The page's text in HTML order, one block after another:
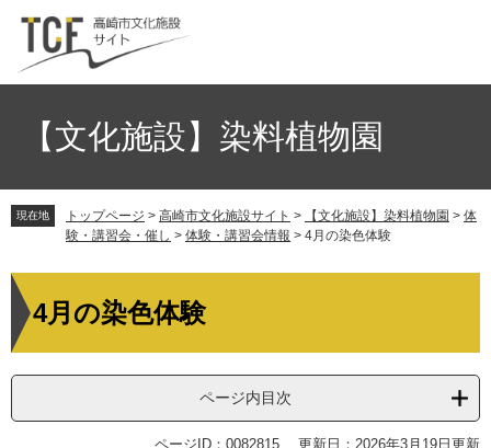
て
【文化施設】染料植物園
現在地 トップページ > 高崎市文化施設サイト > 【文化施設】染料植物園 > 体
験・講習会・催し > 体験・講習会情報 > 4月の染色体験
本
文 4月の染色体験
ページ内目次
ページID：0082815 更新日：2026年3月19日更新